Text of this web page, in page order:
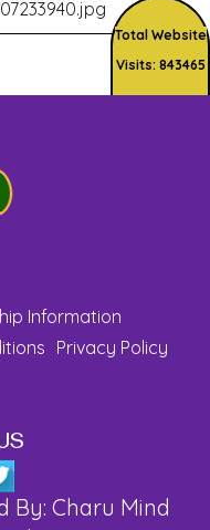
Total Website
Visits: 843465
Information
Privacy Policy
By: Charu Mind